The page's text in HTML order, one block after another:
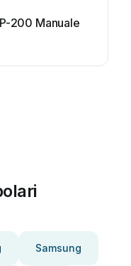
200 Manuale
Samsung